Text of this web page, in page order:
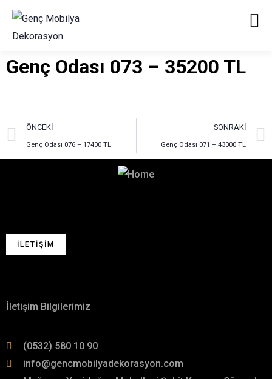
Genç Odası 073 – 35200 TL
ÖNCEKI
Genç Odası 076 – 17400 TL
SONRAKI
Genç Odası 071 – 43000 TL
İLETIŞIM
İletişim Bilgilerimiz
(0532) 580 10 90
info@gencmobilyadekorasyon.com